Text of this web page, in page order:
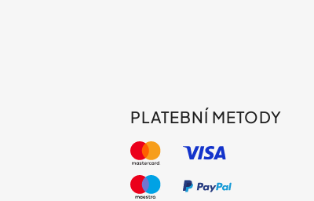
PLATEBNÍ METODY